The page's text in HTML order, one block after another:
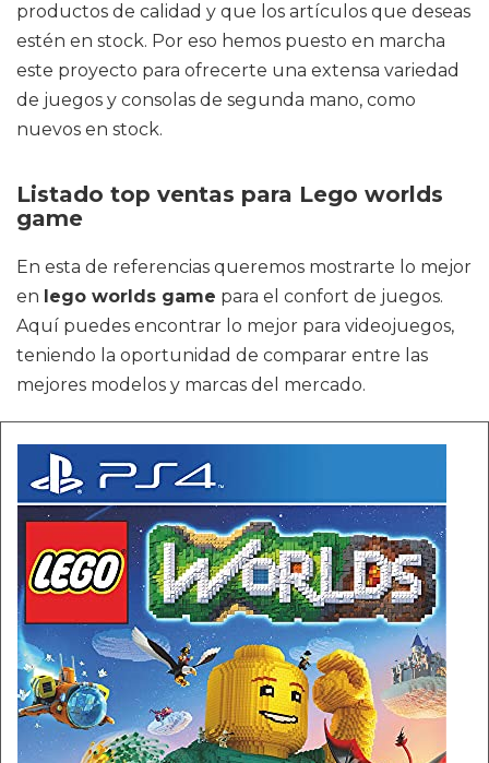
productos de calidad y que los artículos que deseas
estén en stock. Por eso hemos puesto en marcha
este proyecto para ofrecerte una extensa variedad
de juegos y consolas de segunda mano, como
nuevos en stock.
Listado top ventas para Lego worlds
game
En esta de referencias queremos mostrarte lo mejor
en lego worlds game para el confort de juegos.
Aquí puedes encontrar lo mejor para videojuegos,
teniendo la oportunidad de comparar entre las
mejores modelos y marcas del mercado.